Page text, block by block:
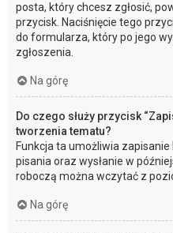
posta, który chcesz zgłosić,
przycisk. Naciśnięcie tego
do formularza, który po jego
zgłoszenia.
Na górę
Do czego służy przycisk
tworzenia tematu?
Funkcja ta umożliwia
pisania oraz wysłanie w
roboczą można wczytać z
Na górę